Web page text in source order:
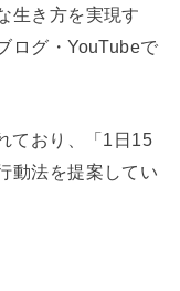
生き方を実現す
ログ・YouTubeで
ており、「1日15
動法を提案してい